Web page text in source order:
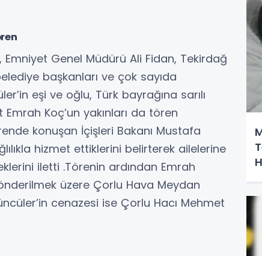
Genel Müdürü Ali Fidan, Tekirdağ
başkanları ve çok sayıda
eşi ve oğlu, Türk bayrağına sarılı
Koç’un yakınları da tören
konuşan İçişleri Bakanı Mustafa
hizmet ettiklerini belirterek ailelerine
iletti .Törenin ardından Emrah
üzere Çorlu Hava Meydan
cenazesi ise Çorlu Hacı Mehmet